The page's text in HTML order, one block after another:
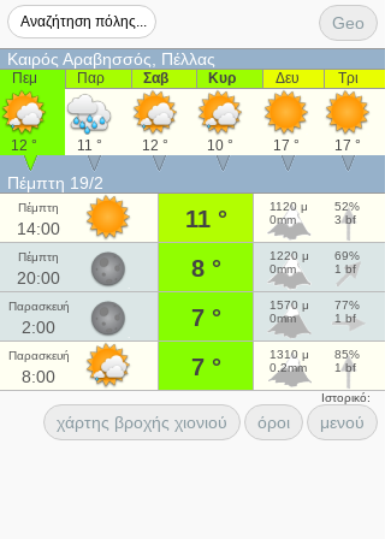
Geo
Καιρός Αραβησσός, Πέλλας
Πεμ
12 °
Παρ
11 °
Σαβ
12 °
Κυρ
10 °
Δευ
17 °
Τρι
17 °
Πέμπτη 19/2
Πέμπτη
14:00 11 °
1120 μ
0mm
52%
3 bf
Πέμπτη
20:00 8 °
1220 μ
0mm
69%
1 bf
Παρασκευή
2:00 7 °
1570 μ
0mm
77%
1 bf
Παρασκευή
8:00 7 °
1310 μ
0.2mm
85%
1 bf
Ιστορικό:
χάρτης βροχής χιονιού όροι μενού